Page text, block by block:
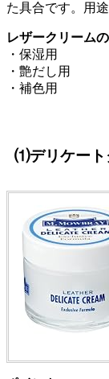
た具合です。
用
レザークリーム
・保湿用
・艶だし用
・補色用
⑴デリケート